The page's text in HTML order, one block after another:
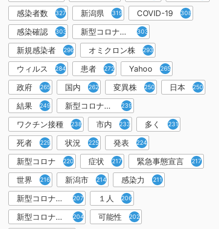
感染者数 327 新潟県 319 COVID-19 308
感染確認 303 新型コロナウィルス感染症 303
新規感染者 296 オミクロン株 293
ウィルス 284 患者 272 Yahoo 265
政府 265 国内 262 変異株 250 日本 250
結果 249 新型コロナウイルスワクチン 239
ワクチン接種 238 市内 233 多く 231
死者 229 状況 225 発表 224
新型コロナ 220 症状 217 緊急事態宣言 217
世界 216 新潟市 214 感染力 211
新型コロナウイルス感染者 207 １人 206
新型コロナウイルス対策 204 可能性 202